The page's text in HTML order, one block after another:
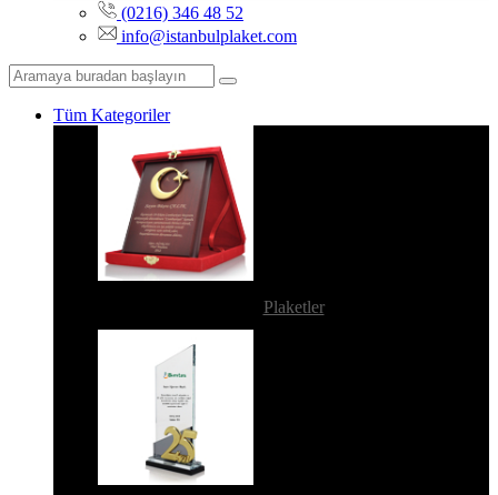
(0216) 346 48 52
info@istanbulplaket.com
Tüm Kategoriler
Plaketler